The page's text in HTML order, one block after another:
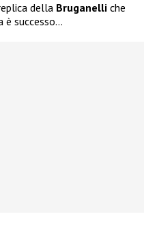
della Bruganelli che
è successo…